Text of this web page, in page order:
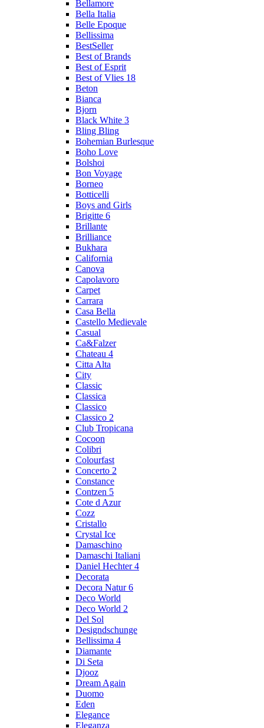
Bellamore
Bella Italia
Belle Epoque
Bellissima
BestSeller
Best of Brands
Best of Esprit
Best of Vlies 18
Beton
Bianca
Bjorn
Black White 3
Bling Bling
Bohemian Burlesque
Boho Love
Bolshoi
Bon Voyage
Borneo
Botticelli
Boys and Girls
Brigitte 6
Brillante
Brilliance
Bukhara
California
Canova
Capolavoro
Carpet
Carrara
Casa Bella
Castello Medievale
Casual
Ca&Falzer
Chateau 4
Citta Alta
City
Classic
Classica
Classico
Classico 2
Club Tropicana
Cocoon
Colibri
Colourfast
Concerto 2
Constance
Contzen 5
Cote d Azur
Cozz
Cristallo
Crystal Ice
Damaschino
Damaschi Italiani
Daniel Hechter 4
Decorata
Decora Natur 6
Deco World
Deco World 2
Del Sol
Designdschunge
Bellissima 4
Diamante
Di Seta
Djooz
Dream Again
Duomo
Eden
Elegance
Eleganza